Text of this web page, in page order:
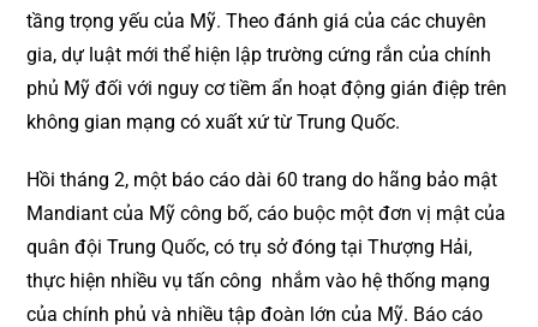
tầng trọng yếu của Mỹ. Theo đánh giá của các chuyên
gia, dự luật mới thể hiện lập trường cứng rắn của chính
phủ Mỹ đối với nguy cơ tiềm ẩn hoạt động gián điệp trên
không gian mạng có xuất xứ từ Trung Quốc.
Hồi tháng 2, một báo cáo dài 60 trang do hãng bảo mật
Mandiant của Mỹ công bố, cáo buộc một đơn vị mật của
quân đội Trung Quốc, có trụ sở đóng tại Thượng Hải,
thực hiện nhiều vụ tấn công nhắm vào hệ thống mạng
của chính phủ và nhiều tập đoàn lớn của Mỹ. Báo cáo